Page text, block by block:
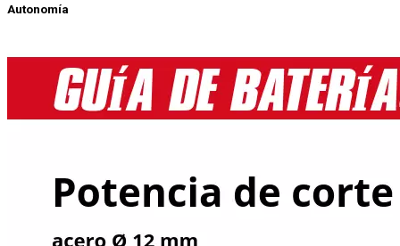
Autonomía